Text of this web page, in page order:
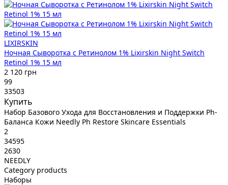
LIXIRSKIN
Ночная Сыворотка с Ретинолом 1% Lixirskin Night Switch
Retinol 1% 15 мл
2 120 грн
99
33503
Купить
Набор Базового Ухода для Восстановления и Поддержки Ph-
Баланса Кожи Needly Ph Restore Skincare Essentials
2
34595
2630
NEEDLY
Category products
Наборы